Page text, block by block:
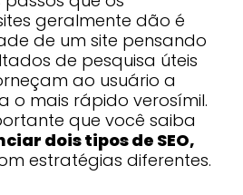
geralmente dão é
de um site pensando
de pesquisa úteis
ao usuário a
o mais rápido verosímil.
que você saiba
dois tipos de SEO,
estratégias diferentes.